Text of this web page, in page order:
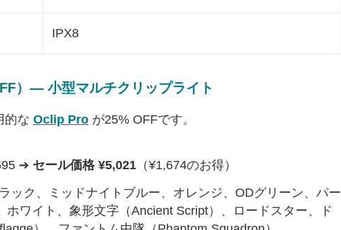
IPX8
）— 小型マルチクリップライト
的なOclip Pro が25% OFFです。
➔ セール価格 ¥5,021 （¥1,674のお得）
ラック、ミッドナイトブルー、オレンジ、ODグリーン、パー
ホワイト、象形文字（Ancient Script）、ロードスター、ド